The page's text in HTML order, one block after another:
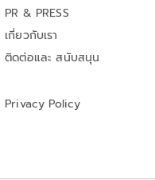
PR & PRESS
เกี่ยวกับเรา
ติดต่อและ สนับสนุน
Privacy Policy